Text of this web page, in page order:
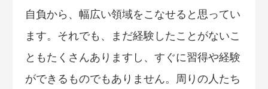
自負から、幅広い領域をこなせると思ってい
ます。それでも、まだ経験したことがないこ
ともたくさんありますし、すぐに習得や経験
ができるものでもありません。周りの人たち